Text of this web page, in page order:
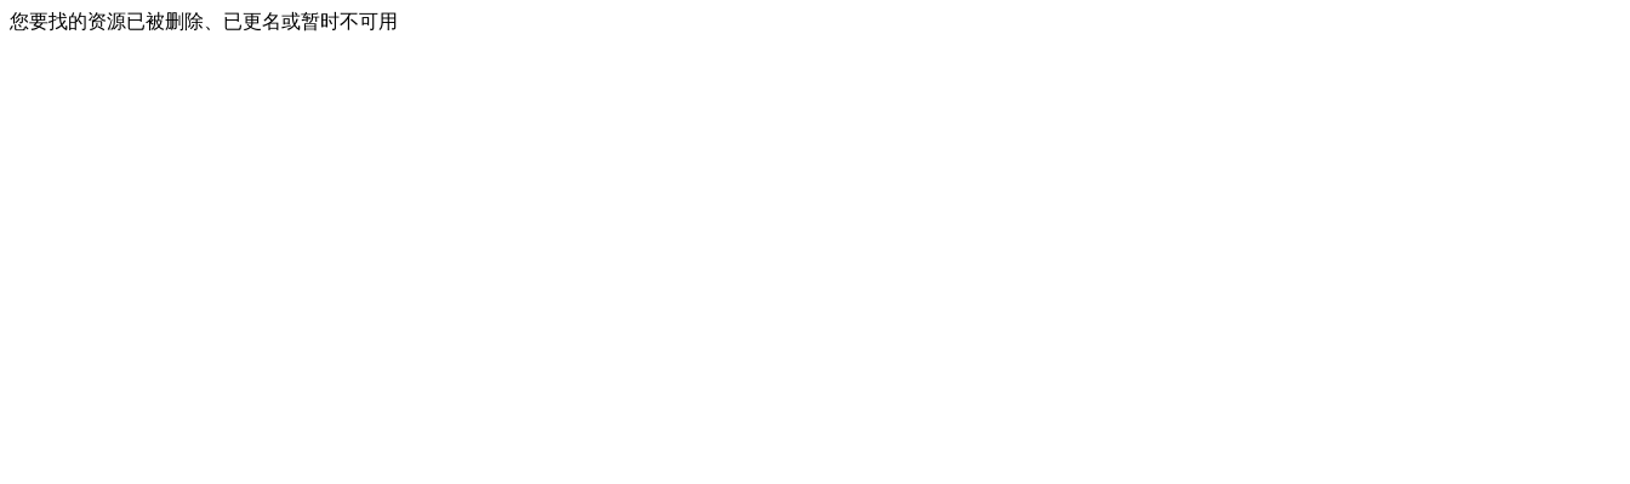
您要找的资源已被删除、已更名或暂时不可用